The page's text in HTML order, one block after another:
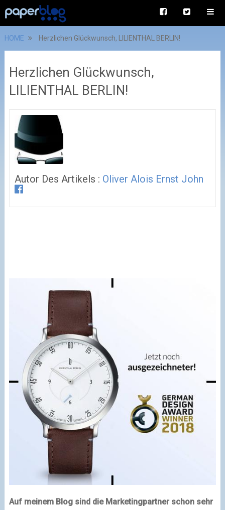
HOME Herzlichen Glückwunsch, LILIENTHAL BERLIN!
Herzlichen Glückwunsch,
LILIENTHAL BERLIN!
Autor Des Artikels : Oliver Alois Ernst John
Auf meinem Blog sind die Marketingpartner schon sehr